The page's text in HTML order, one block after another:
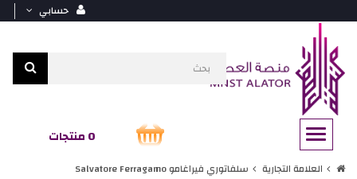
حسابي
0 منتجات
العلامة التجارية
سلفاتوري فيراغامو Salvatore Ferragamo